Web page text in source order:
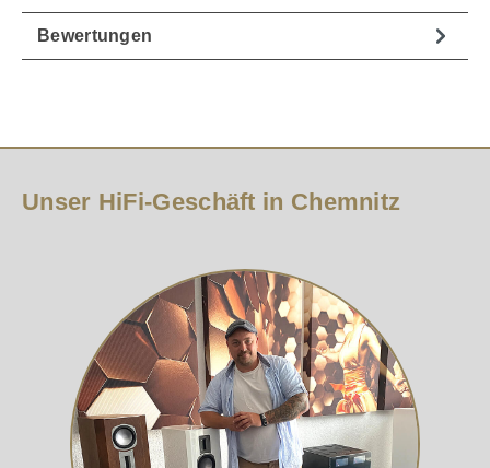
Bewertungen
Unser HiFi-Geschäft in Chemnitz